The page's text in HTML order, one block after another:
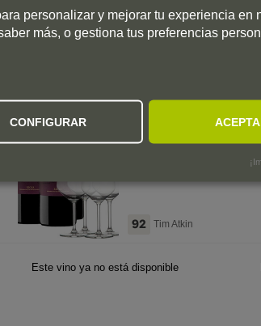
0 valoración
Pack Marqués
Copas
92 Tim Atkin
Este vino ya no está disponible
personalizar y mejorar tu experiencia en
más, o gestiona tus preferencias
CONFIGURAR